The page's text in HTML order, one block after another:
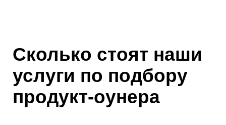
Сколько стоят наши
услуги по подбору
продукт-оунера